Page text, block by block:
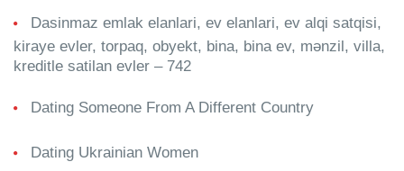
Dasinmaz emlak elanlari, ev elanlari, ev alqi satqisi,
kiraye evler, torpaq, obyekt, bina, bina ev, mənzil, villa,
kreditle satilan evler – 742
Dating Someone From A Different Country
Dating Ukrainian Women